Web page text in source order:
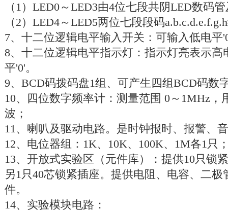
（1）LED0～LED3由4位七段共阴LED数码
（2）LED4～LED5两位七段段码
7、十二位逻辑电平输入开关：可输入低电平
8、十二位逻辑电平指示灯：指示灯亮表示高
平'0'。
9、BCD码拨码盘1组、可产生四组BCD码数
10、四位数字频率计：测量范围 0～1MHz
波；
11、喇叭及驱动电路。是时钟报时、报警、
12、电位器组：1K、10K、100K、1M各1只
13、开放式实验区（元件库）：提供10只锁
另1只40芯锁紧插座。提供电阻、电容、二
件。
14、实验模块电路：